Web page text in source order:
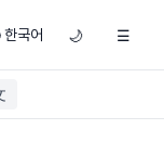
한국어 🌙 ☰